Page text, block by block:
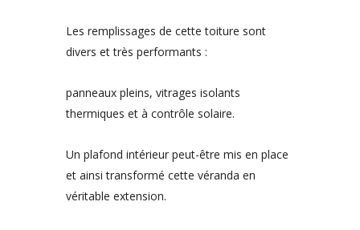
Les remplissages de cette toiture sont
divers et très performants :
panneaux pleins, vitrages isolants
thermiques et à contrôle solaire.
Un plafond intérieur peut-être mis en place
et ainsi transformé cette véranda en
véritable extension.